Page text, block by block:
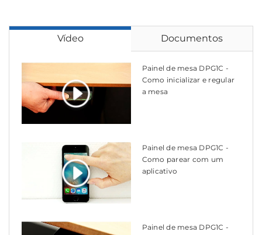
Vídeo Documentos
Painel de mesa DPG1C -
Como inicializar e regular
a mesa
Painel de mesa DPG1C -
Como parear com um
aplicativo
Painel de mesa DPG1C -